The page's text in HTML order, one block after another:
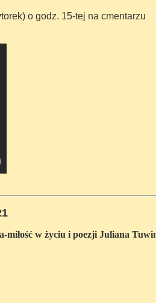
o godz. 15-tej na cmentarzu
miłość w życiu i poezji Juliana